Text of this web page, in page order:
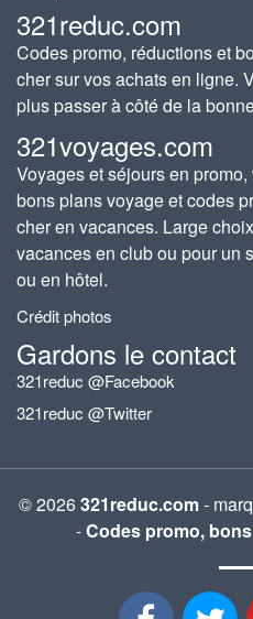
321reduc.com
Codes promo, réductions et
cher sur vos achats en ligne.
plus passer à côté de la
321voyages.com
Voyages et séjours en
bons plans voyage et codes
cher en vacances. Large
vacances en club ou pour un
ou en hôtel.
Crédit photos
Gardons le contact
321reduc @Facebook
321reduc @Twitter
© 2026321reduc.com-
-Codes promo,